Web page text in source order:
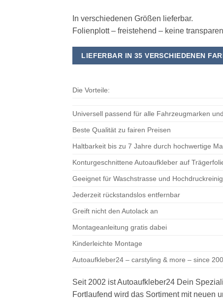
In verschiedenen Größen lieferbar.
Folienplott – freistehend – keine
LIEFERBAR IN 35 VERSCHIEDENEN
Die Vorteile:
Universell passend für alle Fahrzeugmarken
Beste Qualität zu fairen Preisen
Haltbarkeit bis zu 7 Jahre durch hochwertige
Konturgeschnittene Autoaufkleber auf
Geeignet für Waschstrasse und
Jederzeit rückstandslos entfernbar
Greift nicht den Autolack an
Montageanleitung gratis dabei
Kinderleichte Montage
Autoaufkleber24 – carstyling & more – since
Seit 2002 ist Autoaufkleber24 Dein
Fortlaufend wird das Sortiment mit neuen